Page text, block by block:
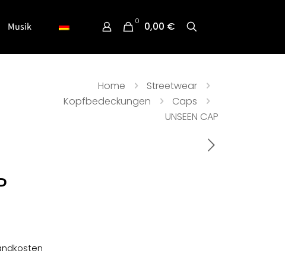
Musik 0 0,00 €
Home
Streetwear
Kopfbedeckungen
Caps
UNSEEN CAP